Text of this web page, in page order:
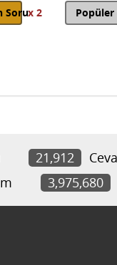
Sorux 2 Popüler
21,912
3,975,680